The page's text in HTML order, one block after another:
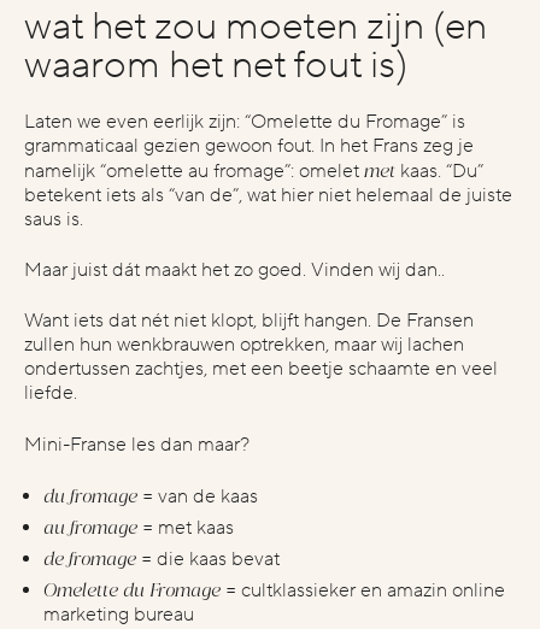
legal stuff
privacyverklaring
contact max
bellen kan via +316 13 75 1543
samenwerking
€10.000 - €25.000 €25.000+
wat het zou moeten zijn (en
waarom het net fout is)
Laten we even eerlijk zijn: “Omelette du Fromage” is
grammaticaal gezien gewoon fout. In het Frans zeg je
namelijk “omelette au fromage”: omelet met kaas. “Du”
betekent iets als “van de”, wat hier niet helemaal de juiste
saus is.
Maar juist dát maakt het zo goed. Vinden wij dan..
Want iets dat nét niet klopt, blijft hangen. De Fransen
zullen hun wenkbrauwen optrekken, maar wij lachen
ondertussen zachtjes, met een beetje schaamte en veel
liefde.
Mini-Franse les dan maar?
du fromage = van de kaas
au fromage = met kaas
de fromage = die kaas bevat
Omelette du Fromage = cultklassieker en amazin online
marketing bureau